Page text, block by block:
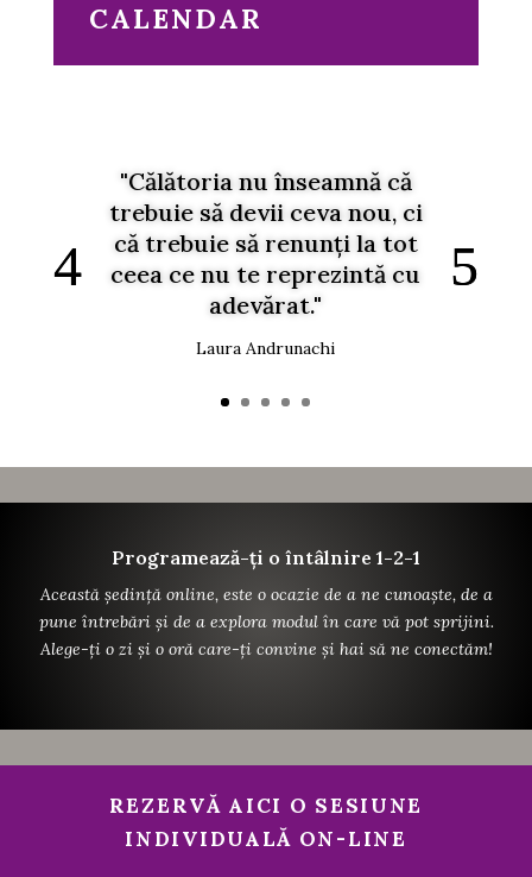
CALENDAR
"Călătoria nu înseamnă că
trebuie să devii ceva nou, ci
că trebuie să renunți la tot
ceea ce nu te reprezintă cu
adevărat."
Laura Andrunachi
Programează-ți o întâlnire 1-2-1
Această ședință online, este o ocazie de a ne cunoaște, de a
pune întrebări și de a explora modul în care vă pot sprijini.
Alege-ți o zi și o oră care-ți convine și hai să ne conectăm!
REZERVĂ AICI O SESIUNE
INDIVIDUALĂ ON-LINE